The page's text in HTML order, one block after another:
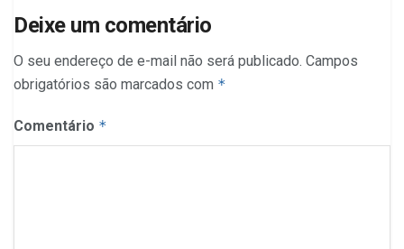
Deixe um comentário
O seu endereço de e-mail não será publicado. Campos
obrigatórios são marcados com *
Comentário *